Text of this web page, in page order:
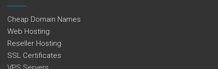
Cheap Domain Names
Web Hosting
Reseller Hosting
SSL Certificates